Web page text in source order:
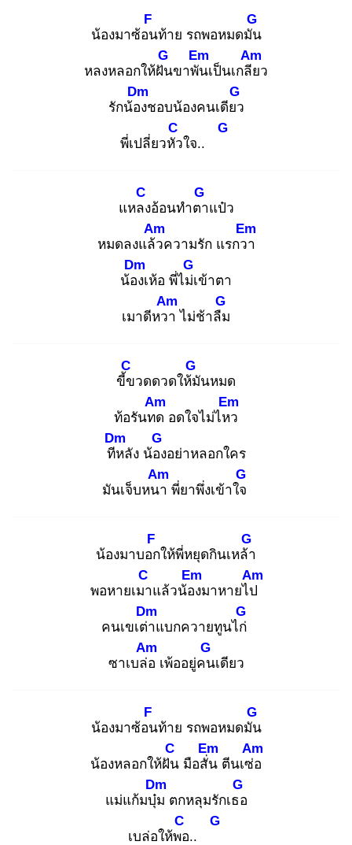
น้องมาซ้อน
F
ท้าย รถพอหมดมัน
G
หลงหลอกให้ฝัน
G
ขาพัน
Em
เป็นเกลีย
Am
ว
รักน้อง
Dm
ชอบน้องคนเดียว
G
พี่เปลี่ยวหัว
C
ใจ..
G
แหลง
C
อ้อนทำตา
G
แป๋ว
หมดลงแล้ว
Am
ความรัก แรกวา
Em
น้อง
Dm
เห้อ พี่ไม่เ
G
ข้าตา
เมาดีหวา
Am
ไม่ช้าลืม
G
ขี้ข
C
วดดวดให้มั
G
นหมด
ท้อรันทด
Am
อดใจไม่ไหว
Em
ทีห
Dm
ลัง น้อง
G
อย่าหลอกใคร
มันเจ็บหนา
Am
พี่ยาพึ่งเข้าใจ
G
น้องมาบอก
F
ให้พี่หยุดกินเหล้า
G
พอหายเมา
C
แล้วน้อง
Em
มาหายไป
Am
คนเขเต่า
Dm
แบกควายทูนไก่
G
ซาเบล่อ
Am
เพ้ออยู่คน
G
เดียว
น้องมาซ้อน
F
ท้าย รถพอหมดมัน
G
น้องหลอกให้ฝัน
C
มือสั่น
Em
ตีนเซ่อ
Am
แม่แก้มบุ๋ม
Dm
ตกหลุมรักเธอ
G
เบล่อให้พอ
C
..
G